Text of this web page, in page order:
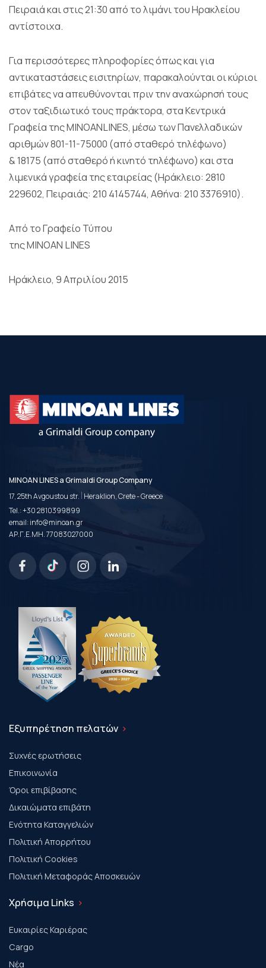
Πειραιά και στις 21:30 από το λιμάνι του Ηρακλείου
αντίστοιχα.
Για περισσότερες πληροφορίες όπως και για
αντικαταστάσεις εισιτηρίων, παρακαλούνται οι κύριοι
επιβάτες να απευθύνονται πριν την αναχώρησή τους
στον ταξιδιωτικό τους πράκτορα, στα Κεντρικά
Γραφεία της MINOANLINES, μέσω των Πανελλαδικών
αριθμών 801-11-75000 (από σταθερό τηλέφωνο)
& 18175 (από σταθερό ή κινητό τηλέφωνο) και στα
λιμενικά γραφεία της εταιρείας (Ηράκλειο: 2810
229602, Πειραιάς: 210 4145744, Αθήνα: 210 3376910).
Από το Γραφείο Τύπου
της MINOAN LINES
Ηράκλειο, 9 Απριλίου 2015
MINOAN LINES a Grimaldi Group Company
17, 25th Avgoustou str. | Heraklion, Crete - Greece
Tel.:+30 2810399899
email:info@minoan.gr
ΑΡ.Γ.Ε.ΜΗ. 77083027000
Εξυπηρέτηση πελατών
Συχνές ερωτήσεις
Επικοινωνία
Όροι επιβίβασης
Δικαιώματα επιβάτη
Ενότητα Καταγγελιών
Πολιτική Απορρήτου
Πολιτική Cookies
Πολιτική Μεταφοράς Αποσκευών
Χρήσιμα Links
Ευκαιρίες Καριέρας
Cargo
Νέα